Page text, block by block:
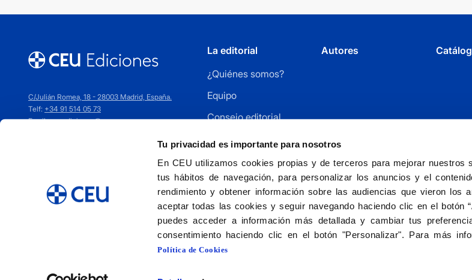
Tu privacidad es importante para nosotros
En CEU utilizamos cookies propias y de terceros para mejorar nuestros
tus hábitos de navegación, para personalizar los anuncios y el
rendimiento y obtener información sobre las audiencias que vieron los
aceptar todas las cookies y seguir navegando haciendo clic en el botón
puedes acceder a información más detallada y cambiar tus
consentimiento haciendo clic en el botón "Personalizar". Para más
Política de Cookies
C/Julián Romea, 18 - 28003 Madrid, España.
Telf: +34 91 514 05 73
Email:ceuediciones@ceu.es
La editorial
¿Quiénes somos?
Equipo
Consejo editorial
Cómo publicar
Distribuidores
Contacto
Autores
Fundación Universitaria